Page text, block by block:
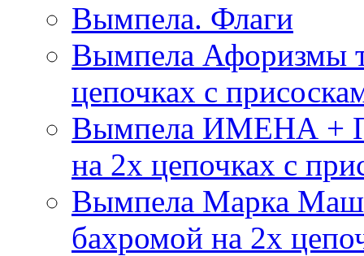
Вымпела. Флаги
Вымпела Афоризмы
цепочках с
Вымпела ИМЕНА +
на 2х цепочках с
Вымпела Марка
бахромой на 2х